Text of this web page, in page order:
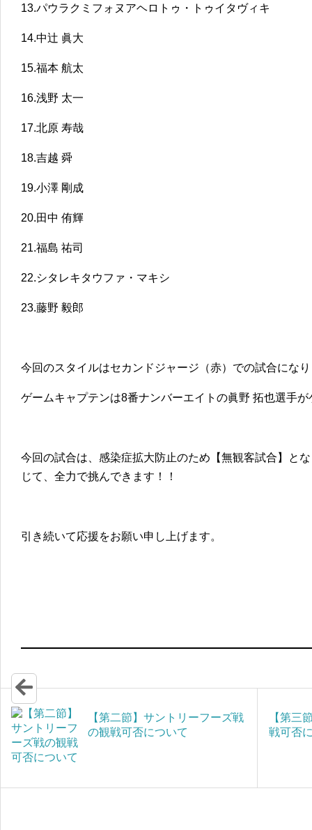
13.パウラクミフォヌアヘロトゥ・トゥイタヴィキ
14.中辻 眞大
15.福本 航太
16.浅野 太一
17.北原 寿哉
18.吉越 舜
19.小澤 剛成
20.田中 侑輝
21.福島 祐司
22.シタレキタウファ・マキシ
23.藤野 毅郎
今回のスタイルはセカンドジャージ（赤）での試合にな
ゲームキャプテンは8番ナンバーエイトの眞野 拓也選手
今回の試合は、感染症拡大防止のため【無観客試合】と
じて、全力で挑んできます！！
引き続いて応援をお願い申し上げます。
【第二節】サントリーフーズ戦
の観戦可否について
【第三
戦可否